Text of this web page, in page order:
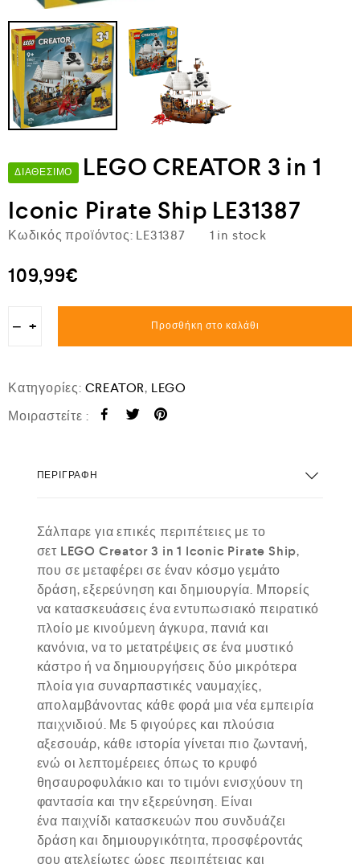
ΔΙΑΘΈΣΙΜΟ
LEGO CREATOR 3 in 1
Iconic Pirate Ship LE31387
Κωδικός προϊόντος: LE31387 1 in stock
109,99€
− + Προσθήκη στο καλάθι
Κατηγορίες: CREATOR, LEGO
Μοιραστείτε :
ΠΕΡΙΓΡΑΦΉ
Σάλπαρε για επικές περιπέτειες με το
σετ LEGO Creator 3 in 1 Iconic Pirate Ship,
που σε μεταφέρει σε έναν κόσμο γεμάτο
δράση, εξερεύνηση και δημιουργία. Μπορείς
να κατασκευάσεις ένα εντυπωσιακό πειρατικό
πλοίο με κινούμενη άγκυρα, πανιά και
κανόνια, να το μετατρέψεις σε ένα μυστικό
κάστρο ή να δημιουργήσεις δύο μικρότερα
πλοία για συναρπαστικές ναυμαχίες,
απολαμβάνοντας κάθε φορά μια νέα εμπειρία
παιχνιδιού. Με 5 φιγούρες και πλούσια
αξεσουάρ, κάθε ιστορία γίνεται πιο ζωντανή,
ενώ οι λεπτομέρειες όπως το κρυφό
θησαυροφυλάκιο και το τιμόνι ενισχύουν τη
φαντασία και την εξερεύνηση. Είναι
ένα παιχνίδι κατασκευών που συνδυάζει
δράση και δημιουργικότητα, προσφέροντάς
σου ατελείωτες ώρες περιπέτειας και